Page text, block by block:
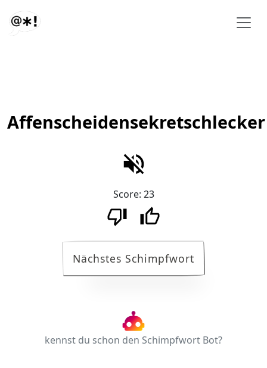
Affenscheidensekretschlecker
Score: 23
Nächstes Schimpfwort
kennst du schon den Schimpfwort Bot?